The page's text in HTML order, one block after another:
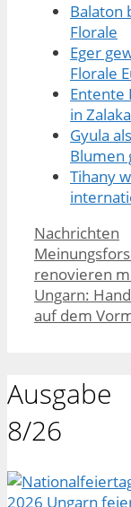
Balaton
Florale
Eger
Florale
Entente
in
Gyula
Blumen
Tihany
Kategorien
Nachrichten
renovieren
Ungarn:
auf dem
Ausgabe
8/26